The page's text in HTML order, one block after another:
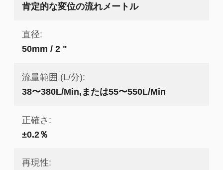
肯定的な変位の流れメートル
直径:
50mm / 2 "
流量範囲 (L/分):
38〜380L/Min,または55〜550L/Min
正確さ:
±0.2％
再現性: